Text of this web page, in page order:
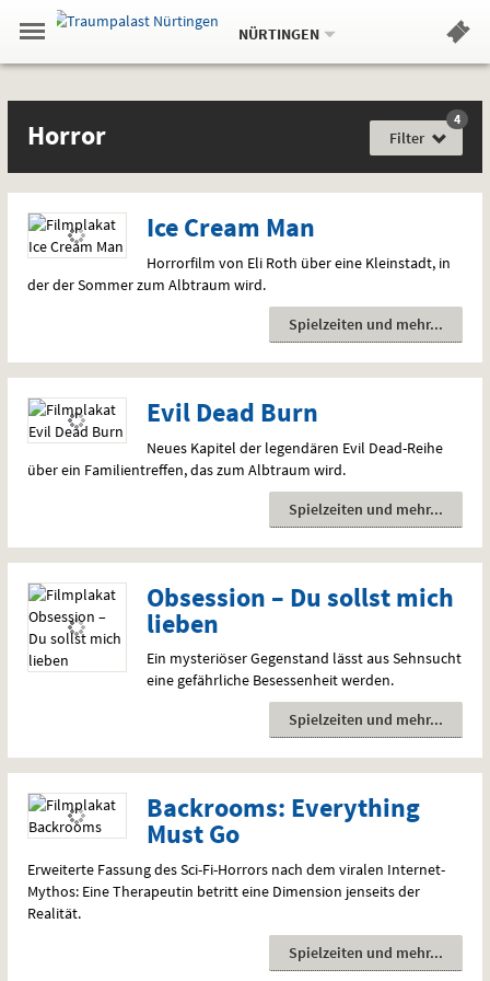
Springe
zum
,zum
.
Navigation
Gehe
zur
Standortauswahl
Standort:
NÜRTINGEN.
Hinweis
Horror
Gefühlslage
Horror Filter
4
Ice Cream Man
Horrorfilm von Eli Roth über eine Kleinstadt, in
der der Sommer zum Albtraum wird.
Spielzeiten und mehr
Evil Dead Burn
Neues Kapitel der legendären Evil Dead-Reihe
über ein Familientreffen, das zum Albtraum wird.
Spielzeiten und mehr
Obsession – Du sollst mich
lieben
Ein mysteriöser Gegenstand lässt aus Sehnsucht
eine gefährliche Besessenheit werden.
Spielzeiten und mehr
Backrooms: Everything
Must Go
Erweiterte Fassung des Sci-Fi-Horrors nach dem viralen Internet-
Mythos: Eine Therapeutin betritt eine Dimension jenseits der
Realität.
Spielzeiten und mehr